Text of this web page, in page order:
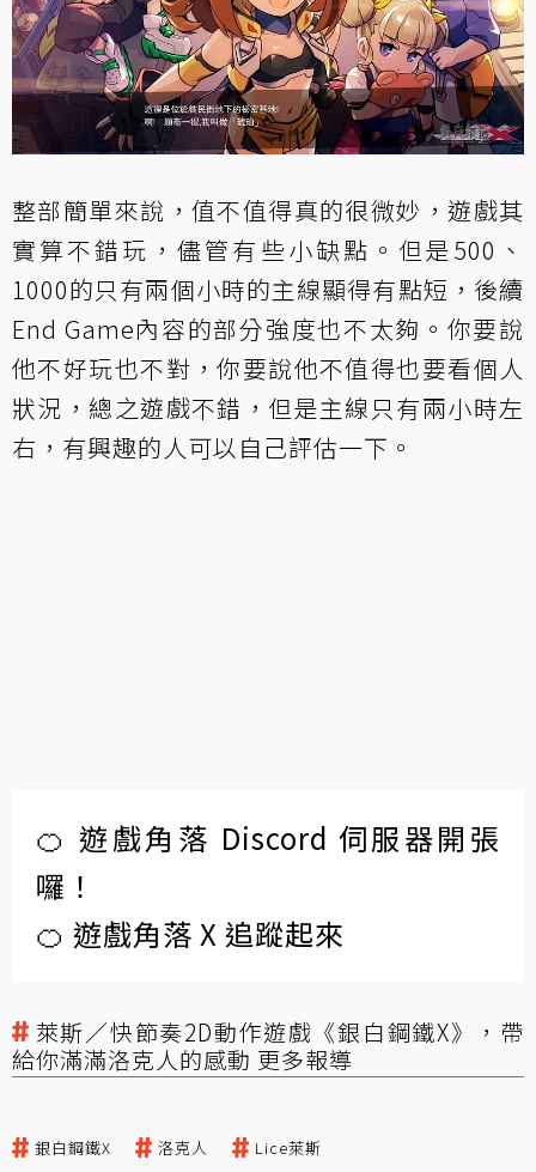
整部簡單來說，值不值得真的很微妙，遊戲其
實算不錯玩，儘管有些小缺點。但是500、
1000的只有兩個小時的主線顯得有點短，後續
End Game內容的部分強度也不太夠。你要說
他不好玩也不對，你要說他不值得也要看個人
狀況，總之遊戲不錯，但是主線只有兩小時左
右，有興趣的人可以自己評估一下。
🍊 遊戲角落 Discord 伺服器開張
囉！
🍊 遊戲角落 X 追蹤起來
萊斯／快節奏2D動作遊戲《銀白鋼鐵X》，帶
給你滿滿洛克人的感動 更多報導
銀白鋼鐵X 洛克人 Lice萊斯